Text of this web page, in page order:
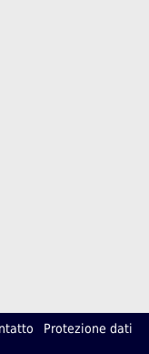
Protezione dati